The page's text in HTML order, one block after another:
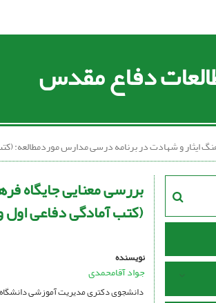
دفاع مقدس
ایثار و شهادت در برنامه درسی مدارس موردمطالعه:
بررسی معنایی جایگاه
(کتب آمادگی دفاعی
نویسنده
جواد آقامحمدی
دانشجوی دکتری مدیریت آموزشی دانشگاه